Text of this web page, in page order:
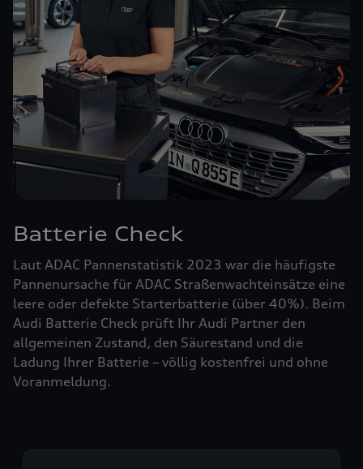
Batterie Check
Laut ADAC Pannenstatistik 2023 war die häufigste
Pannenursache für ADAC Straßenwachteinsätze eine
leere oder defekte Starterbatterie (über 40%). Beim
Audi Batterie Check prüft Ihr Audi Partner den
allgemeinen Zustand, den Säurestand und die
Ladung Ihrer Batterie – völlig kostenfrei und ohne
Voranmeldung.